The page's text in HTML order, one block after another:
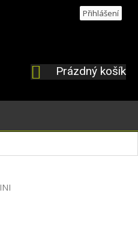
Přihlášení
NÁKUPNÍ
Prázdný košík